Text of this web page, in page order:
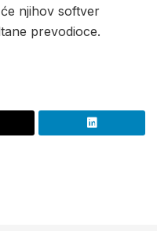
njihov softver
prevodioce.